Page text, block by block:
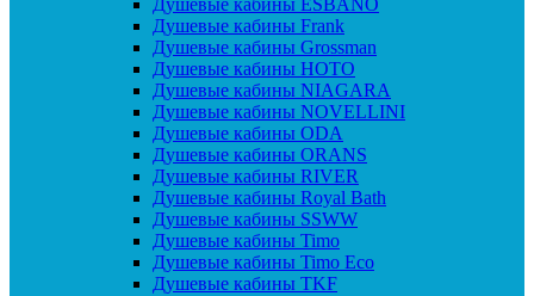
Душевые кабины ESBANO
Душевые кабины Frank
Душевые кабины Grossman
Душевые кабины HOTO
Душевые кабины NIAGARA
Душевые кабины NOVELLINI
Душевые кабины ODA
Душевые кабины ORANS
Душевые кабины RIVER
Душевые кабины Royal Bath
Душевые кабины SSWW
Душевые кабины Timo
Душевые кабины Timo Eco
Душевые кабины TKF